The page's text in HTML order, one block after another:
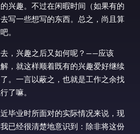
兴趣。不过在闲暇时间（如果有的
写一些想写的东西。总之，尚且算
。
，兴趣之后又如何呢？——应该
，就这样顺着既有的兴趣爱好继续
。一言以蔽之，也就是工作之余找
了嘛。
毕业时所面对的实际情况来说，现
已经很清楚地意识到：除非将这份